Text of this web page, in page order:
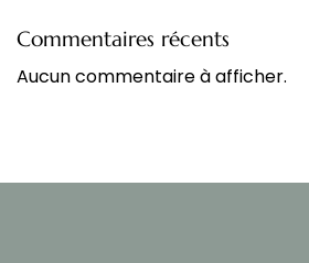
Commentaires récents
Aucun commentaire à afficher.